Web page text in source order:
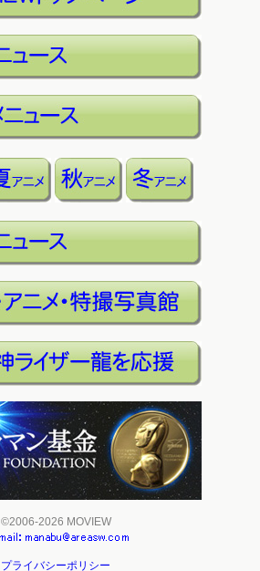
©2006-2026 MOVIEW
プライバシーポリシー